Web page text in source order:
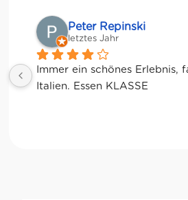
Matze
letztes Jahr